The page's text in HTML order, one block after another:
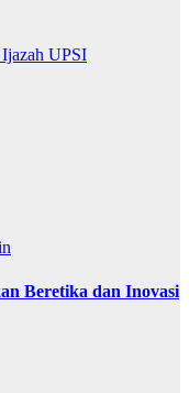
UPSI
Beretika dan Inovasi